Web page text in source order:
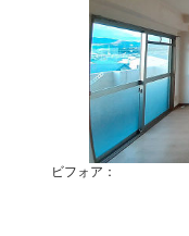
ビフォア：